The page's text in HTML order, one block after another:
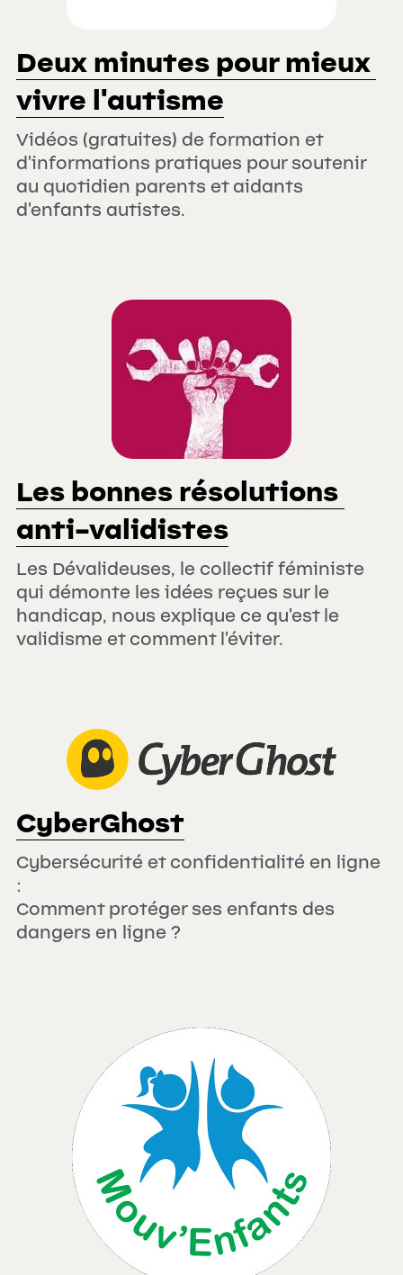
Deux minutes pour mieux
vivre l'autisme
Vidéos (gratuites) de formation et
d'informations pratiques pour soutenir
au quotidien parents et aidants
d'enfants autistes.
Les bonnes résolutions
anti-validistes
Les Dévalideuses, le collectif féministe
qui démonte les idées reçues sur le
handicap, nous explique ce qu'est le
validisme et comment l'éviter.
CyberGhost
Cybersécurité et confidentialité en ligne
:
Comment protéger ses enfants des
dangers en ligne ?